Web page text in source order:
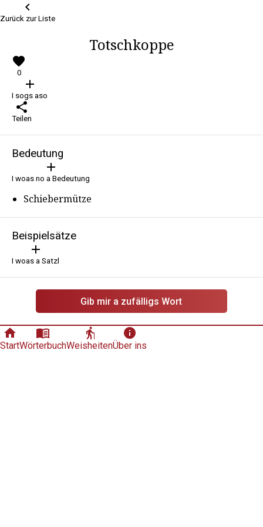
keyboard_arrow_left
Zurück zur Liste
Totschkoppe
favorite
0
add
I sogs aso
share
Teilen
Bedeutung
add
I woas no a Bedeutung
Schiebermütze
Beispielsätze
add
I woas a Satzl
Gib mir a zufälligs Wort
home
Start
menu_book
Wörterbuch
elderly
Weisheiten
info
Über ins